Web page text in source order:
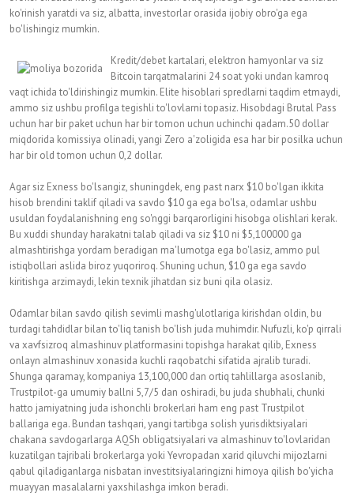
ko'rinish yaratdi va siz, albatta, investorlar orasida ijobiy obro'ga ega
bo'lishingiz mumkin.
Kredit/debet kartalari, elektron hamyonlar va siz
Bitcoin tarqatmalarini 24 soat yoki undan kamroq
vaqt ichida to'ldirishingiz mumkin. Elite hisoblari spredlarni taqdim etmaydi,
ammo siz ushbu profilga tegishli to'lovlarni topasiz. Hisobdagi Brutal Pass
uchun har bir paket uchun har bir tomon uchun uchinchi qadam.50 dollar
miqdorida komissiya olinadi, yangi Zero a'zoligida esa har bir posilka uchun
har bir old tomon uchun 0,2 dollar.
Agar siz Exness bo'lsangiz, shuningdek, eng past narx $10 bo'lgan ikkita
hisob brendini taklif qiladi va savdo $10 ga ega bo'lsa, odamlar ushbu
usuldan foydalanishning eng so'nggi barqarorligini hisobga olishlari kerak.
Bu xuddi shunday harakatni talab qiladi va siz $10 ni $5,100000 ga
almashtirishga yordam beradigan ma'lumotga ega bo'lasiz, ammo pul
istiqbollari aslida biroz yuqoriroq. Shuning uchun, $10 ga ega savdo
kiritishga arzimaydi, lekin texnik jihatdan siz buni qila olasiz.
Odamlar bilan savdo qilish sevimli mashg'ulotlariga kirishdan oldin, bu
turdagi tahdidlar bilan to'liq tanish bo'lish juda muhimdir. Nufuzli, ko'p qirrali
va xavfsizroq almashinuv platformasini topishga harakat qilib, Exness
onlayn almashinuv xonasida kuchli raqobatchi sifatida ajralib turadi.
Shunga qaramay, kompaniya 13,100,000 dan ortiq tahlillarga asoslanib,
Trustpilot-ga umumiy ballni 5,7/5 dan oshiradi, bu juda shubhali, chunki
hatto jamiyatning juda ishonchli brokerlari ham eng past Trustpilot
ballariga ega. Bundan tashqari, yangi tartibga solish yurisdiktsiyalari
chakana savdogarlarga AQSh obligatsiyalari va almashinuv to'lovlaridan
kuzatilgan tajribali brokerlarga yoki Yevropadan xarid qiluvchi mijozlarni
qabul qiladiganlarga nisbatan investitsiyalaringizni himoya qilish bo'yicha
muayyan masalalarni yaxshilashga imkon beradi.